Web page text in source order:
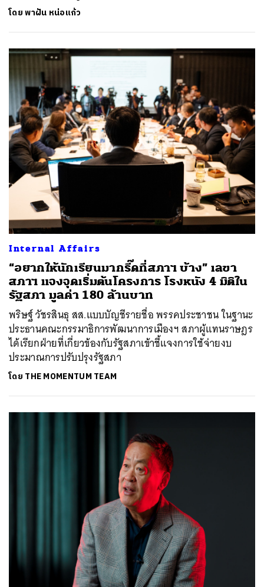
โดยพาฝัน หน่อแก้ว
Internal Affairs
“อยากให้นักเรียนมากรี๊ดที่สภาฯ บ้าง” เลขา
สภาฯ แจงจุดเริ่มต้นโครงการ โรงหนัง 4 มิติใน
รัฐสภา มูลค่า 180 ล้านบาท
พริษฐ์ วัชรสินธุ สส.แบบบัญชีรายชื่อ พรรคประชาชน ในฐานะ
ประธานคณะกรรมาธิการพัฒนาการเมืองฯ สภาผู้แทนราษฎร
ได้เรียกฝ่ายที่เกี่ยวข้องกับรัฐสภาเข้าชี้แจงการใช้จ่ายงบ
ประมาณการปรับปรุงรัฐสภา
โดย THE MOMENTUM TEAM